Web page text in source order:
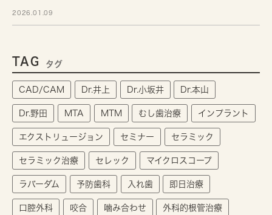
2026.01.09
TAG タグ
CAD/CAM Dr.井上 Dr.小坂井 Dr.本山
Dr.野田 MTA MTM むし歯治療 インプラント
エクストリュージョン セミナー セラミック
セラミック治療 セレック マイクロスコープ
ラバーダム 予防歯科 入れ歯 即日治療
口腔外科 咬合 噛み合わせ 外科的根管治療